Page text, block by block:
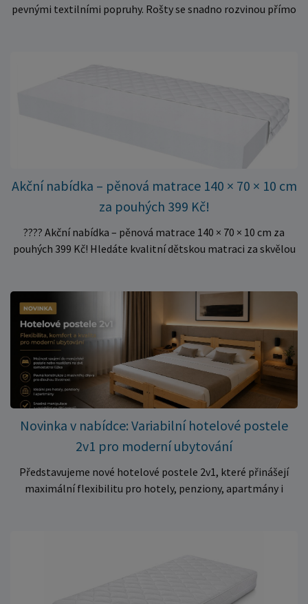
pevnými textilními popruhy. Rošty se snadno rozvinou přímo
množství kusů, proto můžeme objednávky rychle expedovat.
Vyberte si vhodný rozměr a dopřejte své matraci kvalitní
podklad za výhodnou cenu.
Akční nabídka – pěnová matrace 140 × 70 × 10 cm
za pouhých 399 Kč!
???? Akční nabídka – pěnová matrace 140 × 70 × 10 cm za
pouhých 399 Kč! Hledáte kvalitní dětskou matraci za skvělou
✅ Pohodlné pěnové jádro pro komfortní spánek dítěte ✅
Skvělá volba do dětských postýlek ✅ Výjimečně výhodná cena
– jen 399 Kč Využijte této mimořádné nabídky a pořiďte
kvalitní matraci za cenu, která patří k nejvýhodnějším na
trhu. Akce platí pouze do vyprodání zásob. Nakupujte chytře a
ušetřete!
Novinka v nabídce: Variabilní hotelové postele
2v1 pro moderní ubytování
Představujeme nové hotelové postele 2v1, které přinášejí
maximální flexibilitu pro hotely, penziony, apartmány i
stabilitu a dlouhou životnost. Robustní konstrukce z